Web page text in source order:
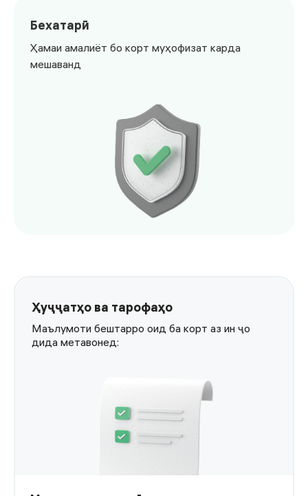
Бехатарӣ
Ҳамаи амалиёт бо корт муҳофизат карда
мешаванд
Ҳуҷҷатҳо ва тарофаҳо
Маълумоти бештарро оид ба корт аз ин ҷо
дида метавонед: